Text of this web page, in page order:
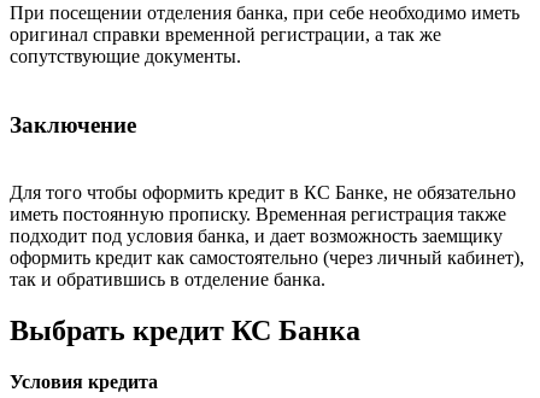
При посещении отделения банка, при себе необходимо иметь
оригинал справки временной регистрации, а так же
сопутствующие документы.
Заключение
Для того чтобы оформить кредит в КС Банке, не обязательно
иметь постоянную прописку. Временная регистрация также
подходит под условия банка, и дает возможность заемщику
оформить кредит как самостоятельно (через личный кабинет),
так и обратившись в отделение банка.
Выбрать кредит КС Банка
Условия кредита